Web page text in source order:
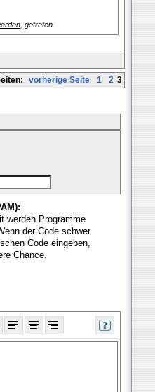
getreten.
vorherige Seite 1 2 3
werden Programme
der Code schwer
Code eingeben,
Chance.